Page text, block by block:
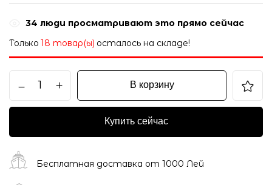
34 люди просматривают это прямо сейчас
Только 18 товар(ы) осталось на складе!
В корзину
Купить сейчас
Бесплатная доставка от 1000 Лей